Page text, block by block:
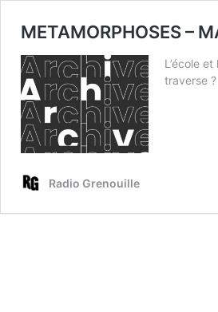
METAMORPHOSES –
L’école
traverse ?
Radio Grenouille